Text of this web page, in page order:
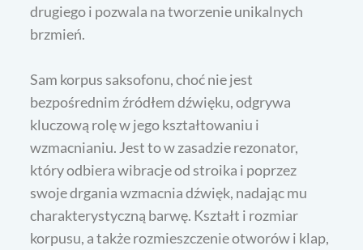
drugiego i pozwala na tworzenie unikalnych
brzmień.
Sam korpus saksofonu, choć nie jest
bezpośrednim źródłem dźwięku, odgrywa
kluczową rolę w jego kształtowaniu i
wzmacnianiu. Jest to w zasadzie rezonator,
który odbiera wibracje od stroika i poprzez
swoje drgania wzmacnia dźwięk, nadając mu
charakterystyczną barwę. Kształt i rozmiar
korpusu, a także rozmieszczenie otworów i klap,